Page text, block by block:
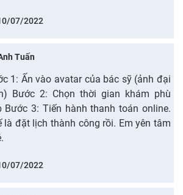
07/2022
Tuấn
1: Ấn vào avatar của bác sỹ (ảnh đại
Bước 2: Chọn thời gian khám phù
Bước 3: Tiến hành thanh toán online.
là đặt lịch thành công rồi. Em yên tâm
07/2022